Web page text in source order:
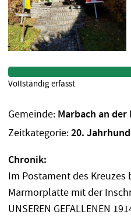
Gemeinde: Marbach an der
Zeitkategorie:20.
Chronik:
Im Postament des
Marmorplatte mit der
UNSEREN GEFALLENEN
Vollständig erfasst